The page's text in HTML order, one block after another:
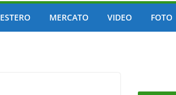
ESTERO MERCATO VIDEO FOTO